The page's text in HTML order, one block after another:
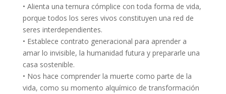
• Alienta una ternura cómplice con toda forma de vida,
porque todos los seres vivos constituyen una red de
seres interdependientes.
• Establece contrato generacional para aprender a
amar lo invisible, la humanidad futura y prepararle una
casa sostenible.
• Nos hace comprender la muerte como parte de la
vida, como su momento alquímico de transformación